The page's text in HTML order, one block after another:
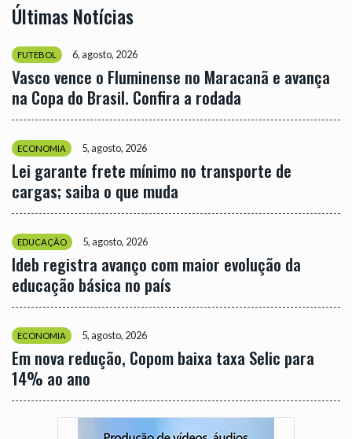
Últimas Notícias
FUTEBOL 6, agosto, 2026
Vasco vence o Fluminense no Maracanã e avança
na Copa do Brasil. Confira a rodada
ECONOMIA 5, agosto, 2026
Lei garante frete mínimo no transporte de
cargas; saiba o que muda
EDUCAÇÃO 5, agosto, 2026
Ideb registra avanço com maior evolução da
educação básica no país
ECONOMIA 5, agosto, 2026
Em nova redução, Copom baixa taxa Selic para
14% ao ano